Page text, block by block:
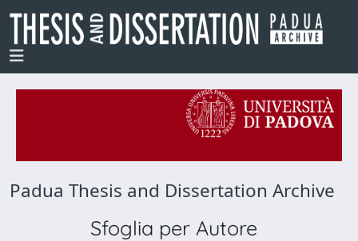
Padua Thesis and Dissertation Archive
Sfoglia per Autore